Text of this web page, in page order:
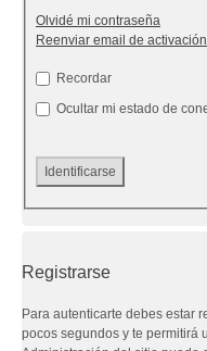
Olvidé mi contraseña
Reenviar email de activación
Recordar
Ocultar mi estado de
Registrarse
Para autenticarte debes estar
pocos segundos y te permitirá